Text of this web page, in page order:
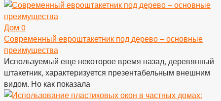
Дом 0
Современный евроштакетник под дерево – основные
преимущества
Используемый еще некоторое время назад, деревянный
штакетник, характеризуется презентабельным внешним
видом. Но как показала